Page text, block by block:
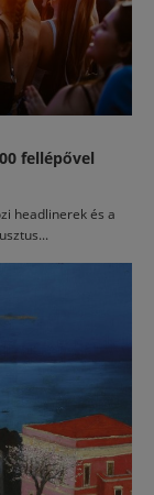
fellépővel
headlinerek és a